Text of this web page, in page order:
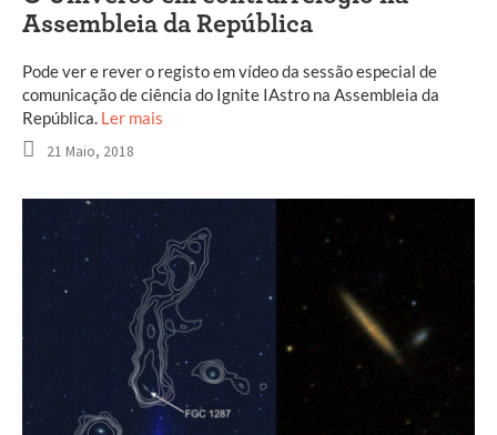
Assembleia da República
Pode ver e rever o registo em vídeo da sessão especial de
comunicação de ciência do Ignite IAstro na Assembleia da
República. Ler mais
21 Maio, 2018